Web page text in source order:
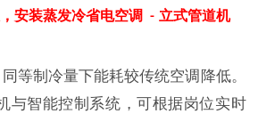
安装蒸发冷省电空调 - 立式管道机
等制冷量下能耗较传统空调降低。
与智能控制系统，可根据岗位实时